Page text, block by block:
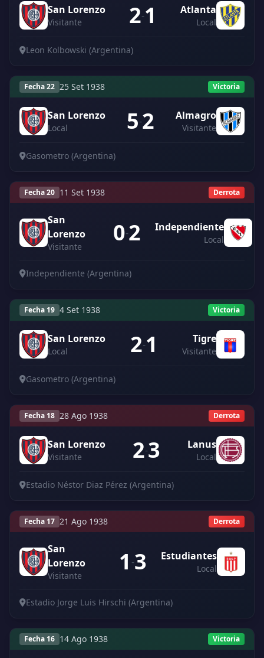
San Lorenzo
Visitante 2-1 Atlanta
Local
Leon Kolbowski (Argentina)
Fecha 22 25 Set 1938 Victoria
San Lorenzo
Local 5-2 Almagro
Visitante
Gasometro (Argentina)
Fecha 20 11 Set 1938 Derrota
San
Lorenzo
Visitante 0-2 Independiente
Local
Independiente (Argentina)
Fecha 19 4 Set 1938 Victoria
San Lorenzo
Local 2-1 Tigre
Visitante
Gasometro (Argentina)
Fecha 18 28 Ago 1938 Derrota
San Lorenzo
Visitante 2-3 Lanus
Local
Estadio Néstor Diaz Pérez (Argentina)
Fecha 17 21 Ago 1938 Derrota
San
Lorenzo
Visitante 1 -3 Estudiantes
Local
Estadio Jorge Luis Hirschi (Argentina)
Fecha 16 14 Ago 1938 Victoria